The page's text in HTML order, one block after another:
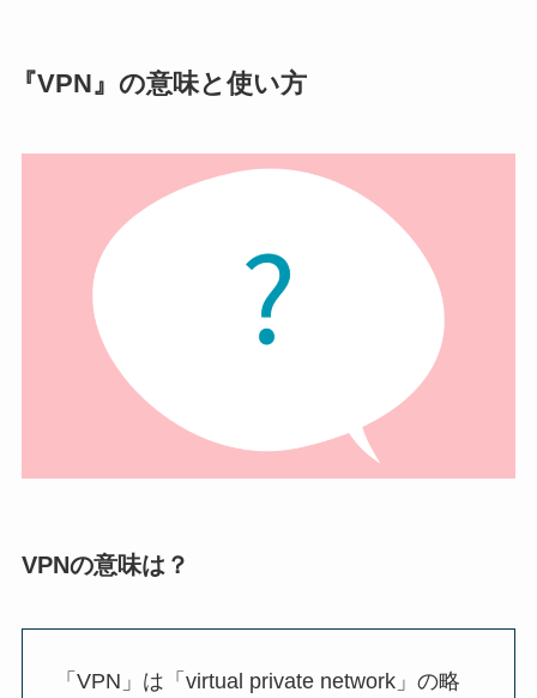
『VPN』の意味と使い方
VPNの意味は？
「VPN」は「virtual private network」の略